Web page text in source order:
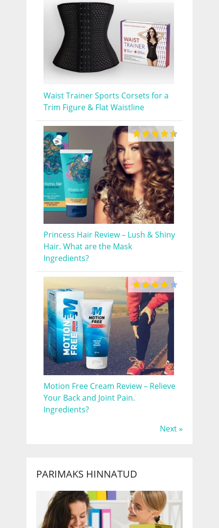
Waist Trainer Sports Corsets for a
Trim Figure & Flat Waistline
Princess Hair Review – Lush & Shiny
Hair. What are the Mask
Ingredients?
Motion Free Cream Review – Relieve
Your Back and Joint Pain.
Ingredients?
Next »
PARIMAKS HINNATUD